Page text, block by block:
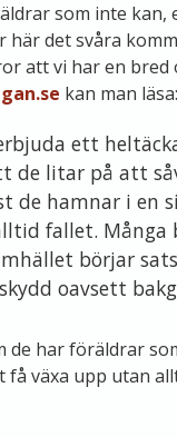
som inte kan,
här det svåra
att vi har en
kan man läsa:
ett
de litar på att
de hamnar i en
fallet. Många
börjar
oavsett
de har föräldrar
växa upp utan